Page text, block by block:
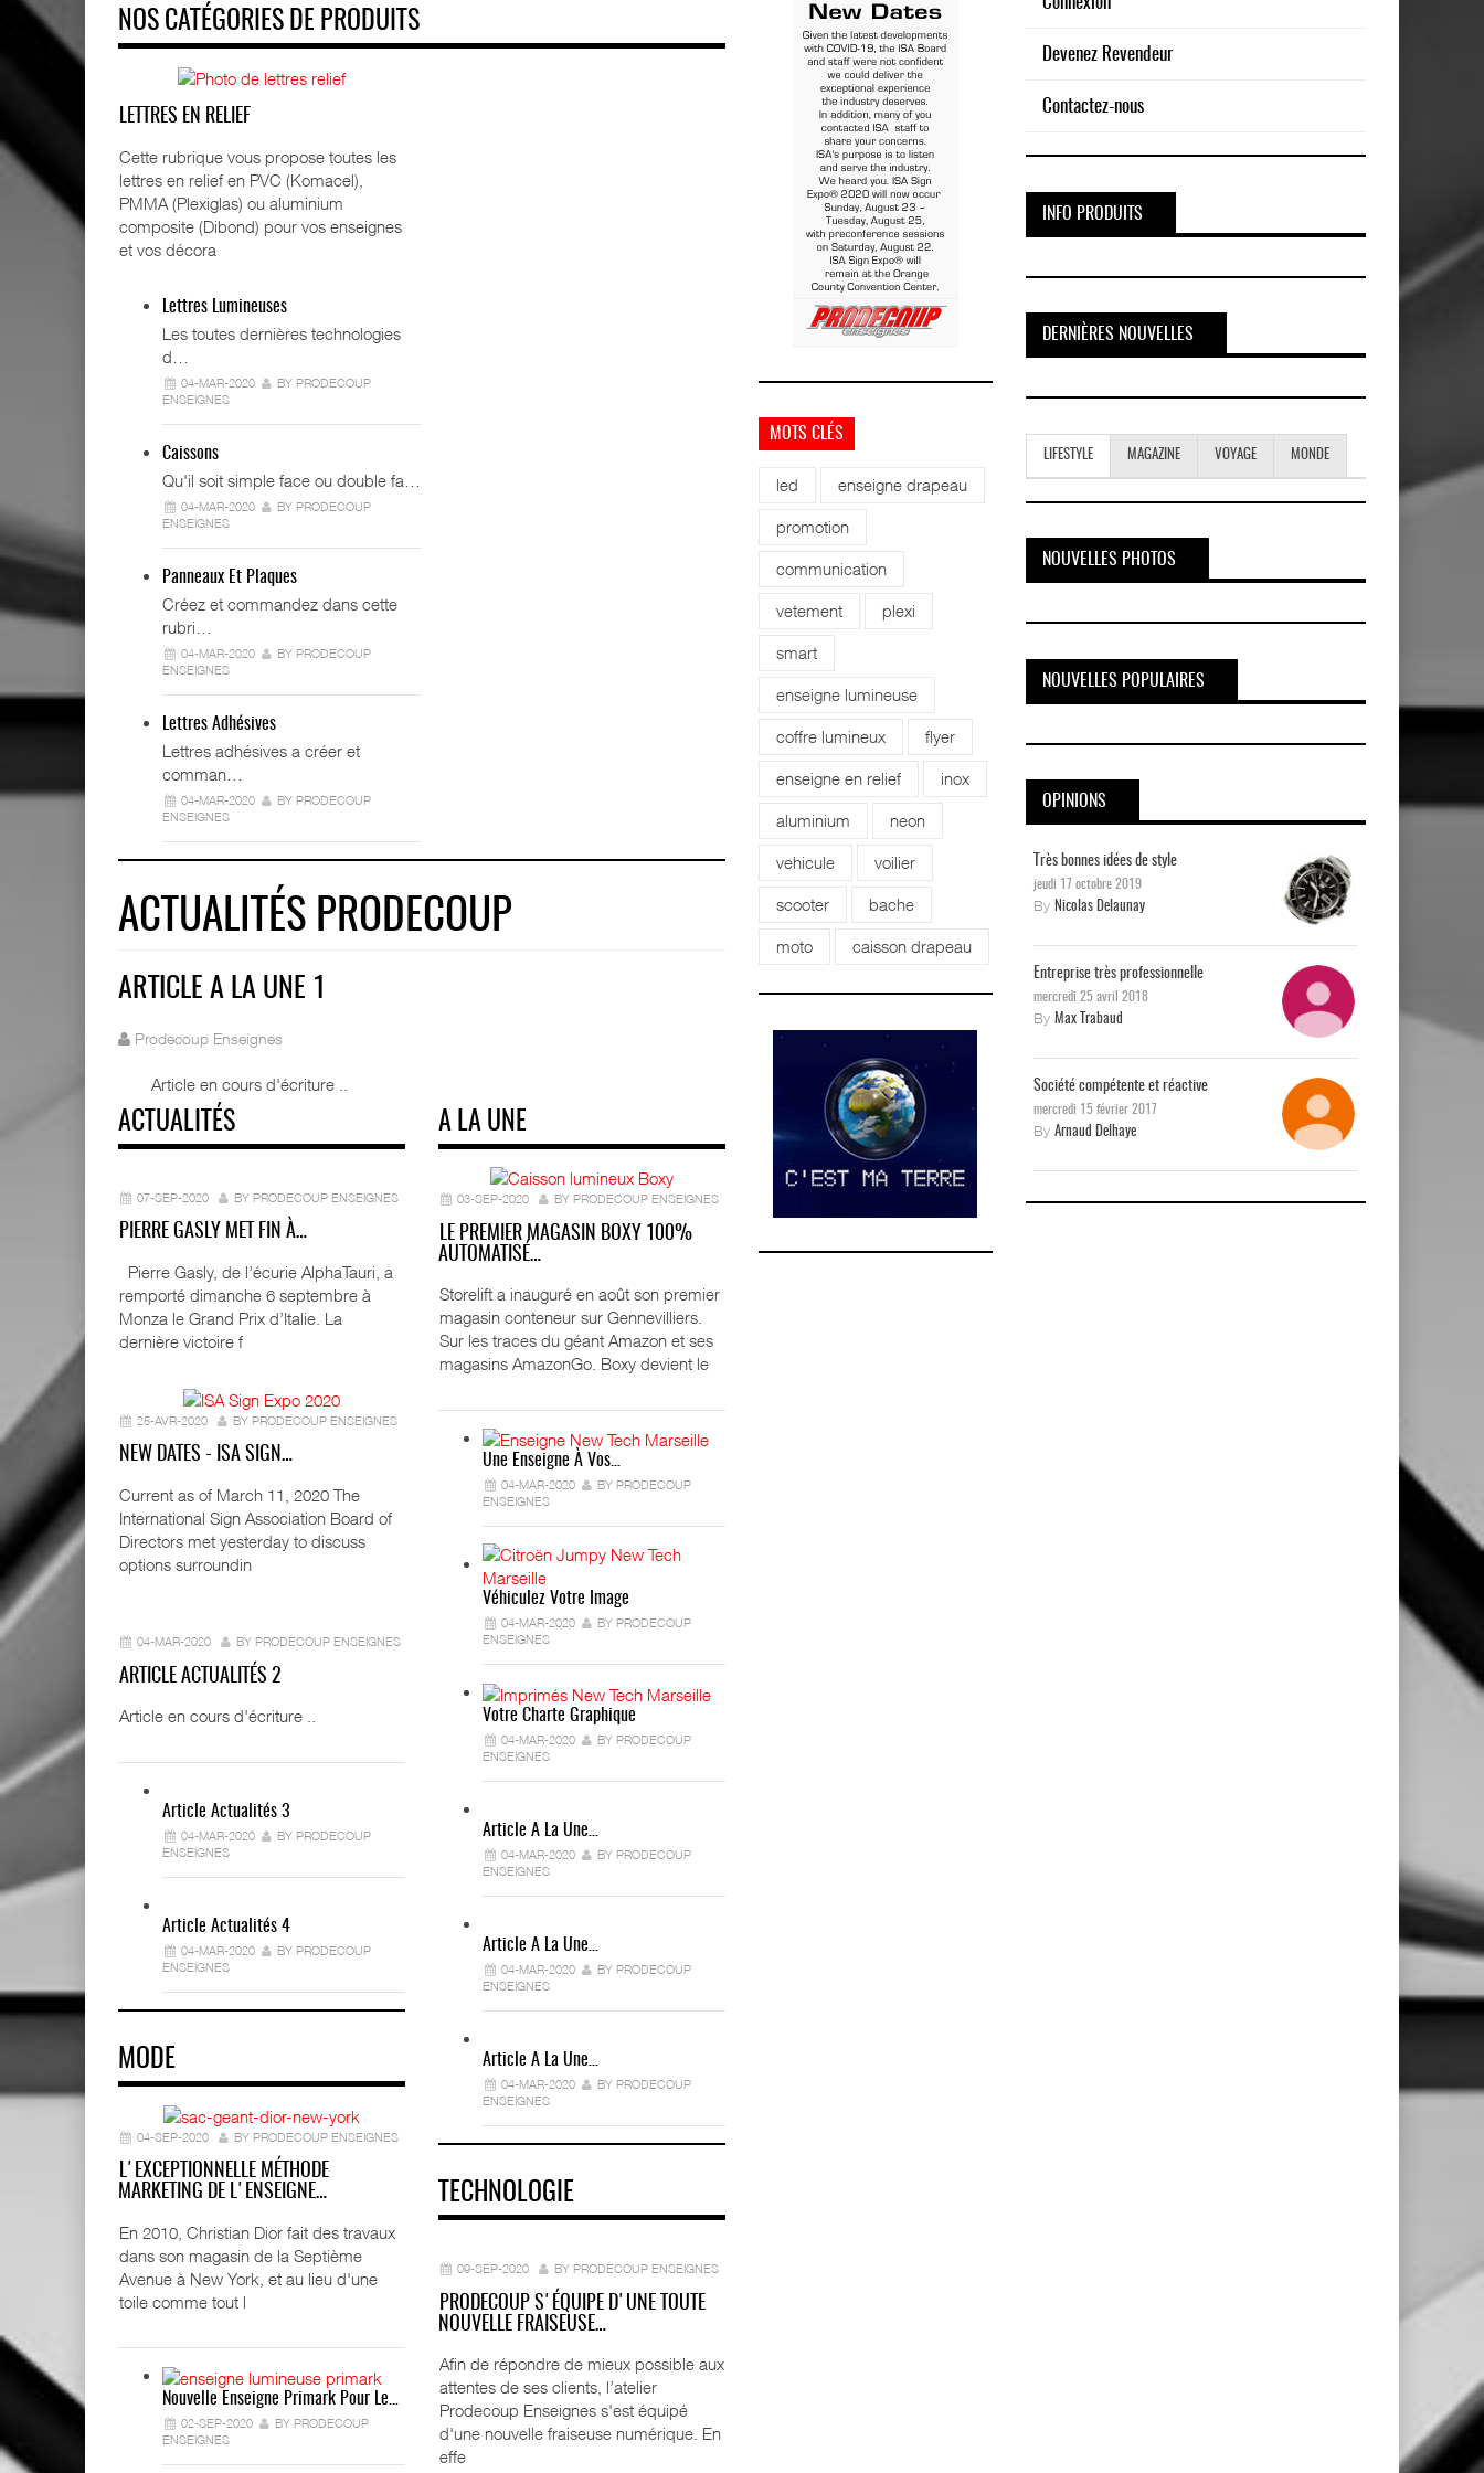
NOS CATÉGORIES DE PRODUITS
LETTRES EN RELIEF
Cette rubrique vous propose toutes les
lettres en relief en PVC (Komacel),
PMMA (Plexiglas) ou aluminium
composite (Dibond) pour vos enseignes
et vos décora
Lettres Lumineuses
Les toutes dernières technologies
d…
04-MAR-2020
BY PRODECOUP
ENSEIGNES
Caissons
Qu'il soit simple face ou double fa…
04-MAR-2020
BY PRODECOUP
ENSEIGNES
Panneaux Et Plaques
Créez et commandez dans cette
rubri…
04-MAR-2020
BY PRODECOUP
ENSEIGNES
Lettres Adhésives
Lettres adhésives a créer et
comman…
04-MAR-2020
BY PRODECOUP
ENSEIGNES
ACTUALITÉS PRODECOUP
ARTICLE A LA UNE 1
Prodecoup Enseignes
Article en cours d'écriture ..
ACTUALITÉS
07-SEP-2020 BY PRODECOUP ENSEIGNES
PIERRE GASLY MET FIN À…
Pierre Gasly, de l’écurie AlphaTauri, a
remporté dimanche 6 septembre à
Monza le Grand Prix d’Italie. La
dernière victoire f
25-AVR-2020 BY PRODECOUP ENSEIGNES
NEW DATES - ISA SIGN…
Current as of March 11, 2020 The
International Sign Association Board of
Directors met yesterday to discuss
options surroundin
04-MAR-2020 BY PRODECOUP ENSEIGNES
ARTICLE ACTUALITÉS 2
Article en cours d'écriture ..
Article Actualités 3
04-MAR-2020
BY PRODECOUP
ENSEIGNES
Article Actualités 4
04-MAR-2020
BY PRODECOUP
ENSEIGNES
MODE
04-SEP-2020 BY PRODECOUP ENSEIGNES
L'EXCEPTIONNELLE MÉTHODE
MARKETING DE L'ENSEIGNE…
En 2010, Christian Dior fait des travaux
dans son magasin de la Septième
Avenue à New York, et au lieu d'une
toile comme tout l
Nouvelle Enseigne Primark Pour Le…
02-SEP-2020
BY PRODECOUP
ENSEIGNES
A LA UNE
03-SEP-2020 BY PRODECOUP ENSEIGNES
LE PREMIER MAGASIN BOXY 100%
AUTOMATISÉ…
Storelift a inauguré en août son premier
magasin conteneur sur Gennevilliers.
Sur les traces du géant Amazon et ses
magasins AmazonGo. Boxy devient le
Une Enseigne À Vos…
04-MAR-2020
BY PRODECOUP
ENSEIGNES
Véhiculez Votre Image
04-MAR-2020
BY PRODECOUP
ENSEIGNES
Votre Charte Graphique
04-MAR-2020
BY PRODECOUP
ENSEIGNES
Article A La Une…
04-MAR-2020
BY PRODECOUP
ENSEIGNES
Article A La Une…
04-MAR-2020
BY PRODECOUP
ENSEIGNES
Article A La Une…
04-MAR-2020
BY PRODECOUP
ENSEIGNES
TECHNOLOGIE
09-SEP-2020 BY PRODECOUP ENSEIGNES
PRODECOUP S'ÉQUIPE D'UNE TOUTE
NOUVELLE FRAISEUSE…
Afin de répondre de mieux possible aux
attentes de ses clients, l’atelier
Prodecoup Enseignes s'est équipé
d'une nouvelle fraiseuse numérique. En
effe
MOTS CLÉS
led enseigne drapeau
promotion
communication
vetement plexi
smart
enseigne lumineuse
coffre lumineux flyer
enseigne en relief inox
aluminium neon
vehicule voilier
scooter bache
moto caisson drapeau
Devenez Revendeur
Contactez-nous
INFO PRODUITS
DERNIÈRES NOUVELLES
LIFESTYLE MAGAZINE VOYAGE MONDE
NOUVELLES PHOTOS
NOUVELLES POPULAIRES
OPINIONS
Très bonnes idées de style
jeudi 17 octobre 2019
By Nicolas Delaunay
Entreprise très professionnelle
mercredi 25 avril 2018
By Max Trabaud
Société compétente et réactive
mercredi 15 février 2017
By Arnaud Delhaye